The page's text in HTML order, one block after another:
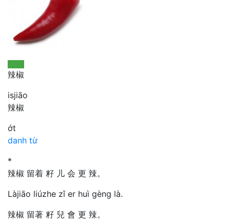
辣椒
isjiāo
辣椒
ớt
danh từ
*
辣椒 留着 籽 儿 会 更 辣。
Làjiāo liúzhe zǐ er huì gèng là.
辣椒 留著 籽 兒 會 更 辣。